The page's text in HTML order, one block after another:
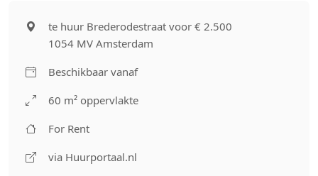
te huur Brederodestraat voor € 2.500
1054 MV Amsterdam
Beschikbaar vanaf
60 m² oppervlakte
For Rent
via Huurportaal.nl